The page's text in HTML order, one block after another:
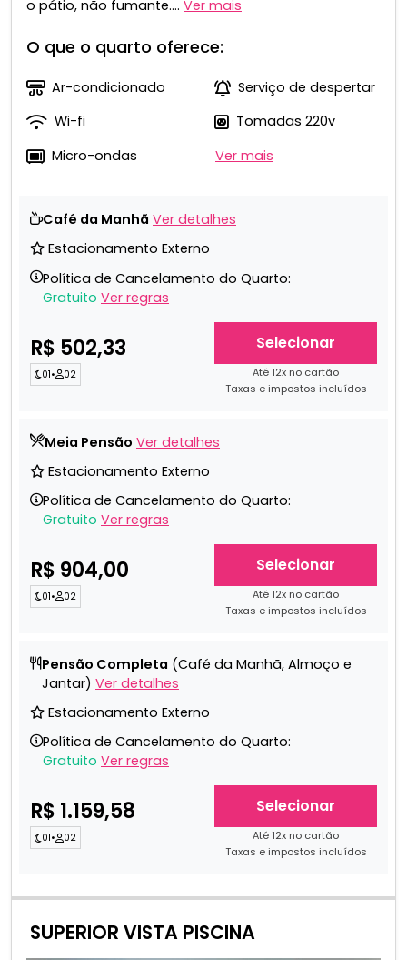
o pátio, não fumante.... Ver mais
O que o quarto oferece:
Ar-condicionado
Serviço de despertar
Wi-fi
Tomadas 220v
Micro-ondas
Ver mais
Café da Manhã Ver detalhes
Estacionamento Externo
Política de Cancelamento do Quarto:
Gratuito Ver regras
R$ 502,33
01• 02
Selecionar
Até 12x no cartão
Taxas e impostos incluídos
Meia Pensão Ver detalhes
Estacionamento Externo
Política de Cancelamento do Quarto:
Gratuito Ver regras
R$ 904,00
01• 02
Selecionar
Até 12x no cartão
Taxas e impostos incluídos
Pensão Completa (Café da Manhã, Almoço e
Jantar) Ver detalhes
Estacionamento Externo
Política de Cancelamento do Quarto:
Gratuito Ver regras
R$ 1.159,58
01• 02
Selecionar
Até 12x no cartão
Taxas e impostos incluídos
SUPERIOR VISTA PISCINA